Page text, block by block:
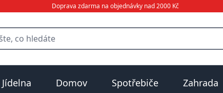
Doprava zdarma na objednávky nad 2000 Kč
Jídelna Domov Spotřebiče Zahrada